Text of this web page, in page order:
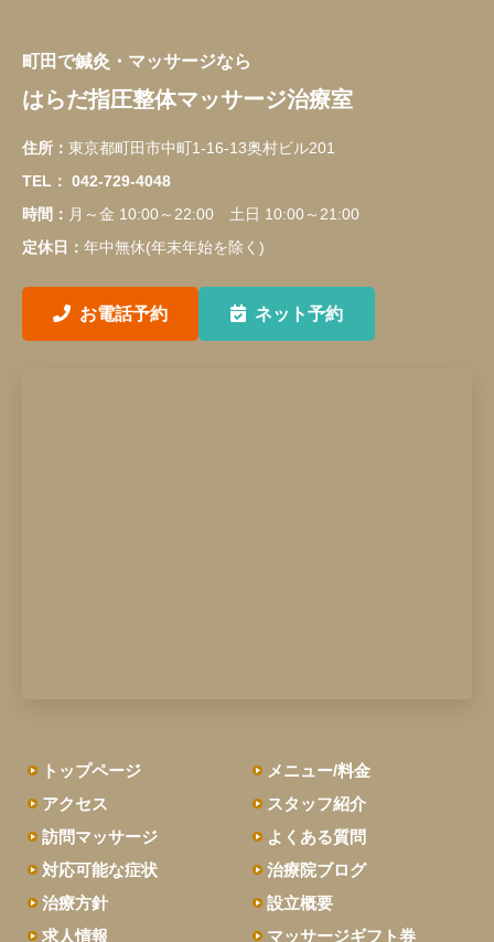
町田で鍼灸・マッサージなら
はらだ指圧整体マッサージ治療室
住所： 東京都町田市中町1-16-13奥村ビル201
TEL： 042-729-4048
時間： 月～金 10:00～22:00 土日 10:00～21:00
定休日： 年中無休(年末年始を除く)
お電話予約 ネット予約
トップページ
メニュー/料金
アクセス
スタッフ紹介
訪問マッサージ
よくある質問
対応可能な症状
治療院ブログ
治療方針
設立概要
求人情報
マッサージギフト券